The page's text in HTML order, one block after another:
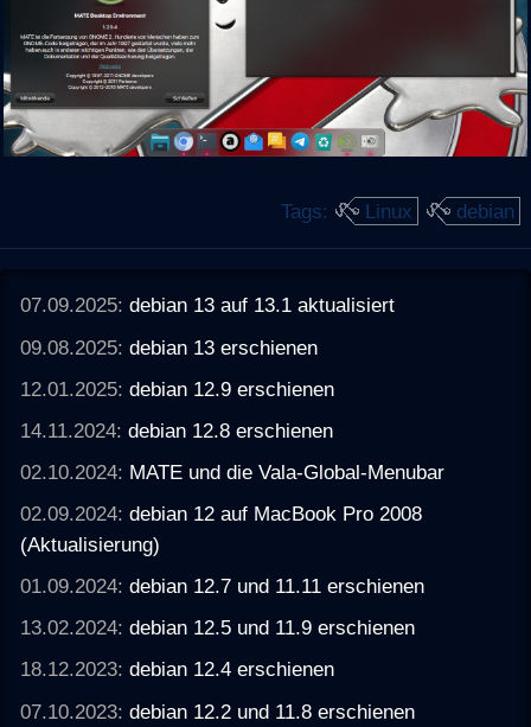
Tags: Linux debian
07.09.2025:debian 13 auf 13.1 aktualisiert
09.08.2025:debian 13 erschienen
12.01.2025:debian 12.9 erschienen
14.11.2024:debian 12.8 erschienen
02.10.2024: MATE und die Vala-Global-Menubar
02.09.2024:debian 12 auf MacBook Pro 2008
(Aktualisierung)
01.09.2024:debian 12.7 und 11.11 erschienen
13.02.2024:debian 12.5 und 11.9 erschienen
18.12.2023:debian 12.4 erschienen
07.10.2023:debian 12.2 und 11.8 erschienen